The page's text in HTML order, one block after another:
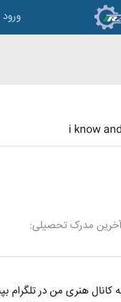
ورود
i know
مدرک تحصیلی
کانال هنری من در تلگرام